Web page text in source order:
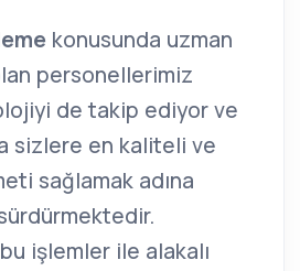
konusunda uzman
personellerimiz
de takip ediyor ve
sizlere en kaliteli ve
sağlamak adına
sürdürmektedir.
işlemler ile alakalı